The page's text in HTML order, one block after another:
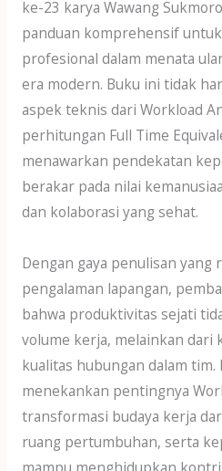
ke-23 karya Wawang
panduan komprehensif
profesional dalam menata
era modern. Buku ini tidak
aspek teknis dari Workload
perhitungan Full Time
menawarkan pendekatan
berakar pada nilai
dan kolaborasi yang sehat.
Dengan gaya penulisan
pengalaman lapangan,
bahwa produktivitas sejati
volume kerja, melainkan dari
kualitas hubungan dalam tim.
menekankan pentingnya
transformasi budaya kerja
ruang pertumbuhan, serta
mampu menghidupkan